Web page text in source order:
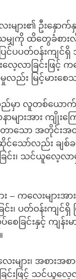
း၏ ဦးနှောက်နှ
မျှကို ထိတွေခံစာ
ပတ်ဝန်းကျင်ရှိ အ
လာခြင်းဖြင့်
ည်း မြင့်မားစေ
ည်မှာ လူတစ်ယောက်၏
များအား ကျိုးက
ော အတိုင်းအတ
သော်လည်း ချစ်ခ
ခြင်း၊ သင်ယူလေ့
ား – ကလေးမျာ
ြင်း၊ ပတ်ဝန်းကျ
ေခြင်းနှင့် ကျ
များ၊ အစားအစာ
းဖြင့် သင်ယူလေ့